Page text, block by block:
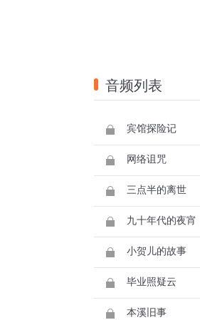
音频列表
宾馆探险记
网络诅咒
三点半的离世
九十年代的夜宵
小贺儿的故事
毕业照疑云
本溪旧事